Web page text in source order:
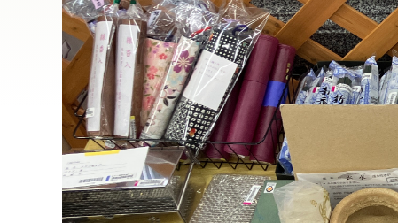
静岡県浜松市浜北区東美薗182
電話番号
053-586-7876
地図を開く 店舗評価
盆提灯・初盆で使う品・その他お盆用品
main service
お仏壇
お位牌
仏具